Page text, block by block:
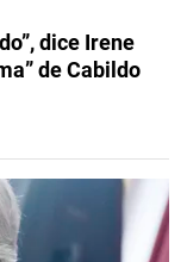
dice Irene
de Cabildo